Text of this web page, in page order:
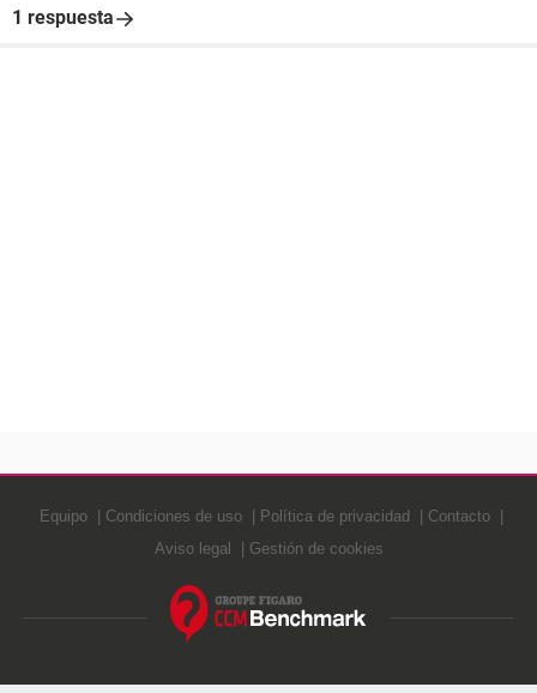
1 respuesta
Equipo Condiciones de uso Política de privacidad
Contacto
Aviso legal
Gestión de cookies